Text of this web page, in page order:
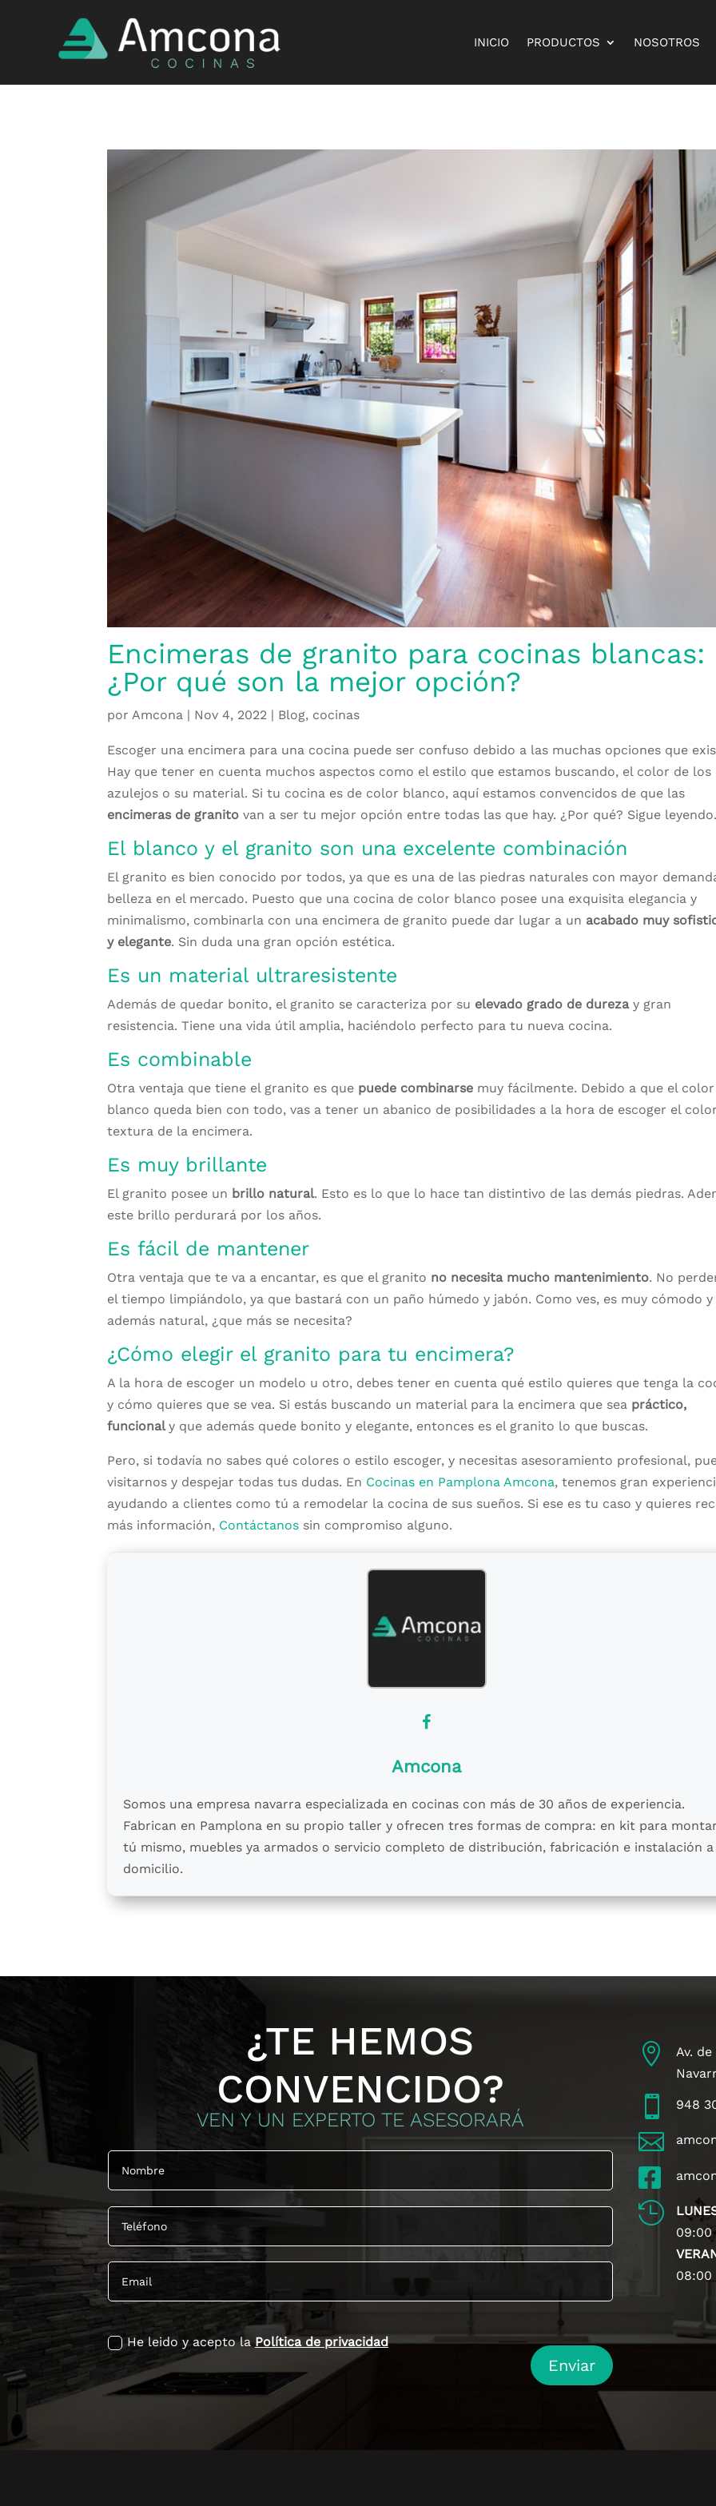
INICIO PRODUCTOS NOSOTROS
Encimeras de granito para cocinas blancas:
¿Por qué son la mejor opción?
porAmcona | Nov 4, 2022 | Blog, cocinas
Escoger una encimera para una cocina puede ser confuso debido a las muchas opciones que
Hay que tener en cuenta muchos aspectos como el estilo que estamos buscando, el color de los
azulejos o su material. Si tu cocina es de color blanco, aquí estamos convencidos de que las
encimeras de granitovan a ser tu mejor opción entre todas las que hay. ¿Por qué? Sigue leyendo.
El blanco y el granito son una excelente combinación
El granito es bien conocido por todos, ya que es una de las piedras naturales con mayor
belleza en el mercado. Puesto que una cocina de color blanco posee una exquisita elegancia y
minimalismo, combinarla con una encimera de granito puede dar lugar a un acabado muy
y elegante. Sin duda una gran opción estética.
Es un material ultraresistente
Además de quedar bonito, el granito se caracteriza por su elevado grado de durezay gran
resistencia. Tiene una vida útil amplia, haciéndolo perfecto para tu nueva cocina.
Es combinable
Otra ventaja que tiene el granito es que puede combinarse muy fácilmente. Debido a que el color
blanco queda bien con todo, vas a tener un abanico de posibilidades a la hora de escoger el
textura de la encimera.
Es muy brillante
El granito posee un brillo natural. Esto es lo que lo hace tan distintivo de las demás piedras.
este brillo perdurará por los años.
Es fácil de mantener
Otra ventaja que te va a encantar, es que el granito no necesita mucho mantenimiento. No
el tiempo limpiándolo, ya que bastará con un paño húmedo y jabón. Como ves, es muy cómodo y
además natural, ¿que más se necesita?
¿Cómo elegir el granito para tu encimera?
A la hora de escoger un modelo u otro, debes tener en cuenta qué estilo quieres que tenga la
y cómo quieres que se vea. Si estás buscando un material para la encimera que sea práctico,
funcionaly que además quede bonito y elegante, entonces es el granito lo que buscas.
Pero, si todavía no sabes qué colores o estilo escoger, y necesitas asesoramiento profesional,
visitarnos y despejar todas tus dudas. En Cocinas en Pamplona Amcona, tenemos gran
ayudando a clientes como tú a remodelar la cocina de sus sueños. Si ese es tu caso y quieres
más información, Contáctanos sin compromiso alguno.
Amcona
Somos una empresa navarra especializada en cocinas con más de 30 años de experiencia.
Fabrican en Pamplona en su propio taller y ofrecen tres formas de compra: en kit para montar
tú mismo, muebles ya armados o servicio completo de distribución, fabricación e instalación a
domicilio.
¿TE HEMOS
CONVENCIDO?
VEN Y UN EXPERTO TE ASESORARÁ
politica de privacidad
He leido y acepto laPolítica de privacidad
Enviar

Av.
 948



09:00
08:00